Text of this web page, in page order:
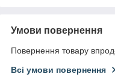
Умови повернення
Повернення товару
Всі умови повернення